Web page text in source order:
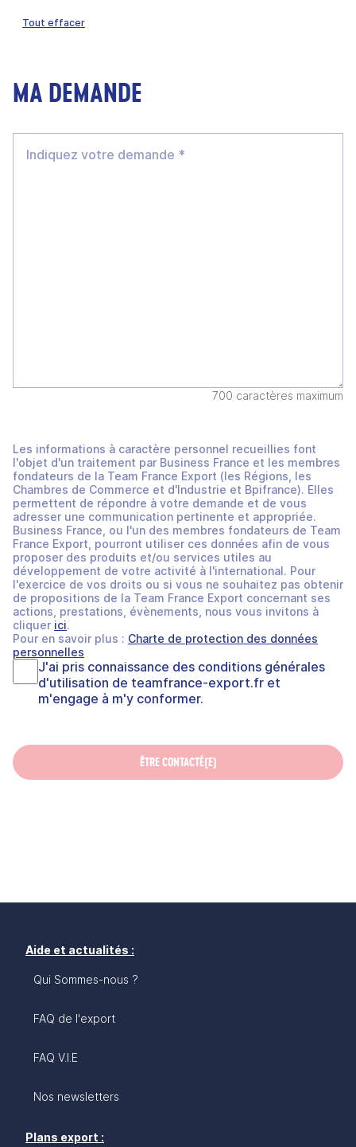
Tout effacer
MA DEMANDE
700 caractères maximum
Les informations à caractère personnel recueillies font
l'objet d'un traitement par Business France et les membres
fondateurs de la Team France Export (les Régions, les
Chambres de Commerce et d'Industrie et Bpifrance). Elles
permettent de répondre à votre demande et de vous
adresser une communication pertinente et appropriée.
Business France, ou l'un des membres fondateurs de Team
France Export, pourront utiliser ces données afin de vous
proposer des produits et/ou services utiles au
développement de votre activité à l'international. Pour
l'exercice de vos droits ou si vous ne souhaitez pas obtenir
de propositions de la Team France Export concernant ses
actions, prestations, évènements, nous vous invitons à
cliquer ici.
Pour en savoir plus : Charte de protection des données
personnelles
J'ai pris connaissance des conditions générales
d'utilisation de teamfrance-export.fr et
m'engage à m'y conformer.
ÊTRE CONTACTÉ(E)
Aide et actualités :
Qui Sommes-nous ?
FAQ de l'export
FAQ V.I.E
Nos newsletters
Plans export :